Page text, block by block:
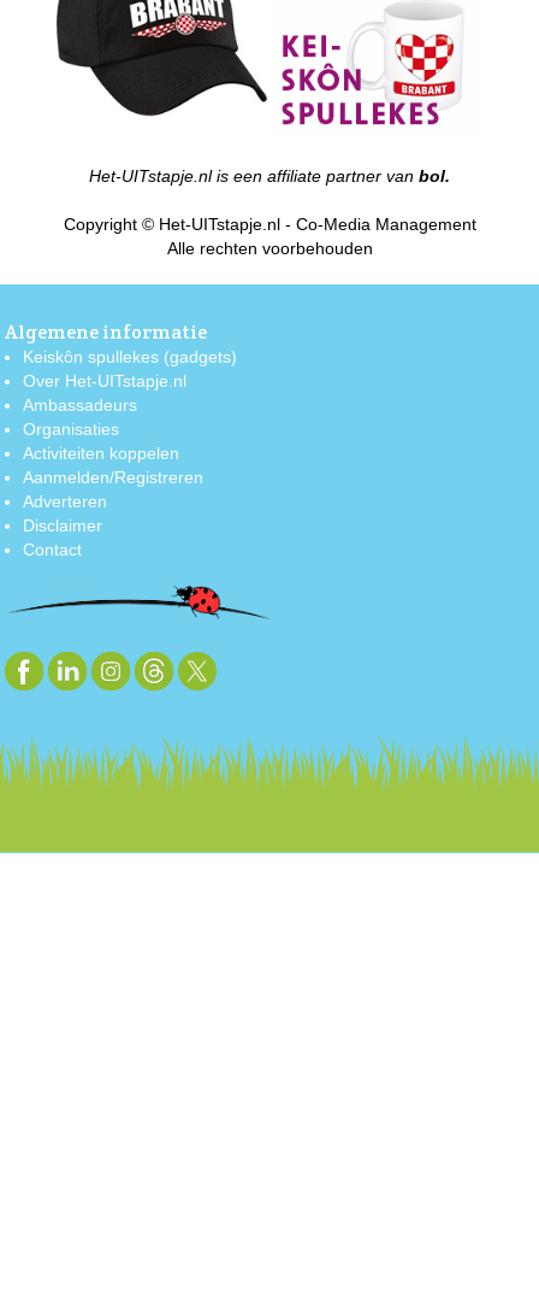
Het-UITstapje.nl is een affiliate partner van bol.
Copyright © Het-UITstapje.nl - Co-Media Management
Alle rechten voorbehouden
Algemene informatie
Keiskôn spullekes (gadgets)
Over Het-UITstapje.nl
Ambassadeurs
Organisaties
Activiteiten koppelen
Aanmelden/Registreren
Adverteren
Disclaimer
Contact